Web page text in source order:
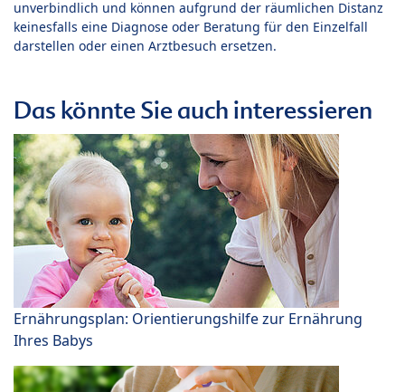
unverbindlich und können aufgrund der räumlichen Distanz
keinesfalls eine Diagnose oder Beratung für den Einzelfall
darstellen oder einen Arztbesuch ersetzen.
Das könnte Sie auch interessieren
Ernährungsplan: Orientierungshilfe zur Ernährung
Ihres Babys